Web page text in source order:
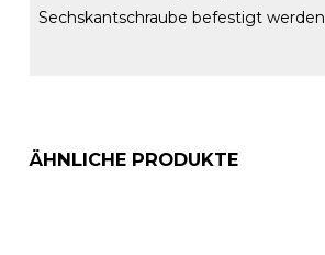
Sechskantschraube befestigt werden
ÄHNLICHE PRODUKTE